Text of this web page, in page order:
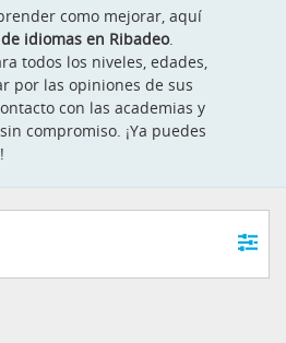
como mejorar, aquí
idiomas en Ribadeo.
todos los niveles, edades,
por las opiniones de sus
con las academias y
compromiso. ¡Ya puedes